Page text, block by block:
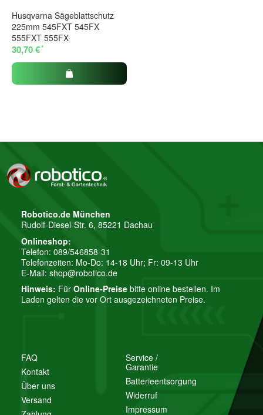
Husqvarna Sägeblattschutz
225mm 545FXT 545FX
555FXT 555FX
30,70 €*
FAQ
Kontakt
Über uns
Versand
Service /
Garantie
Batterieentsorgung
Widerruf
Impressum
Robotico.de München
Rudolf-Diesel-Str. 6, 85221 Dachau
Onlineshop:
Telefon: 089/546858-31
Telefonzeiten: Mo-Do: 14-18 Uhr; Fr: 09-13 Uhr
E-Mail: shop@robotico.de
Hinweis: Für Online-Preise bitte online bestellen. Im
Laden gelten die vor Ort ausgezeichneten Preise.